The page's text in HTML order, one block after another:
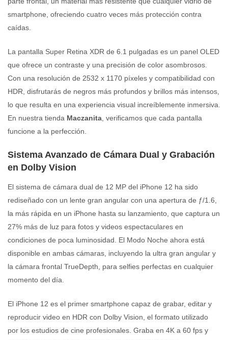
smartphone, ofreciendo cuatro veces más protección contra
caídas.
La pantalla Super Retina XDR de 6.1 pulgadas es un panel OLED
que ofrece un contraste y una precisión de color asombrosos.
Con una resolución de 2532 x 1170 píxeles y compatibilidad con
HDR, disfrutarás de negros más profundos y brillos más intensos,
lo que resulta en una experiencia visual increíblemente inmersiva.
En nuestra tienda Maczanita , verificamos que cada pantalla
funcione a la perfección.
Sistema Avanzado de Cámara Dual y Grabación
en Dolby Vision
El sistema de cámara dual de 12 MP del iPhone 12 ha sido
rediseñado con un lente gran angular con una apertura de ƒ/1.6,
la más rápida en un iPhone hasta su lanzamiento, que captura un
27% más de luz para fotos y videos espectaculares en
condiciones de poca luminosidad. El Modo Noche ahora está
disponible en ambas cámaras, incluyendo la ultra gran angular y
la cámara frontal TrueDepth, para selfies perfectas en cualquier
momento del día.
El iPhone 12 es el primer smartphone capaz de grabar, editar y
reproducir video en HDR con Dolby Vision, el formato utilizado
por los estudios de cine profesionales. Graba en 4K a 60 fps y